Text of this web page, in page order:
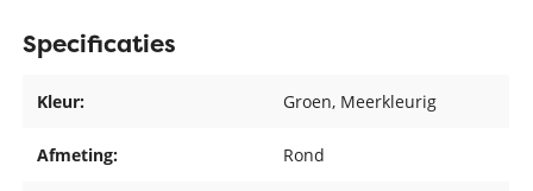
Specificaties
Kleur: Groen, Meerkleurig
Afmeting: Rond